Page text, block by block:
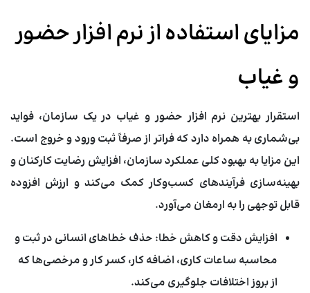
مزایای استفاده از نرم افزار حضور
و غیاب
استقرار بهترین نرم افزار حضور و غیاب در یک سازمان، فواید
بی‌شماری به همراه دارد که فراتر از صرفاً ثبت ورود و خروج است.
این مزایا به بهبود کلی عملکرد سازمان، افزایش رضایت کارکنان و
بهینه‌سازی فرآیندهای کسب‌وکار کمک می‌کند و ارزش افزوده
قابل توجهی را به ارمغان می‌آورد.
افزایش دقت و کاهش خطا: حذف خطاهای انسانی در ثبت و
محاسبه ساعات کاری، اضافه کار، کسر کار و مرخصی‌ها که
از بروز اختلافات جلوگیری می‌کند.